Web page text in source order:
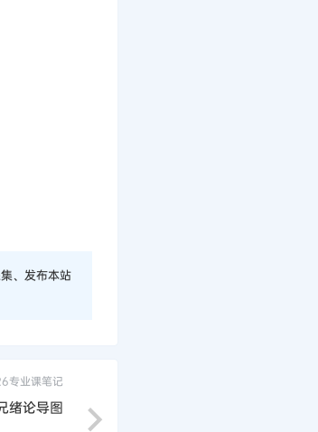
、发布本站
专业课笔记
绪论导图